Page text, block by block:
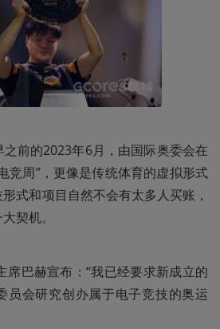
前的2023年6月，由国际奥委会在
竞周”，更像是传统体育的虚拟形式
式和项目自然不会有太多人买账，
契机。
席巴赫宣布：“我已经要求新成立的
员会研究创办属于电子竞技的奥运